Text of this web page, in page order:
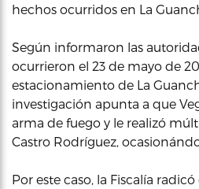
hechos ocurridos en La
Según informaron las
ocurrieron el 23 de mayo de
estacionamiento de La
investigación apunta a que
arma de fuego y le realizó
Castro Rodríguez,
Por este caso, la Fiscalía